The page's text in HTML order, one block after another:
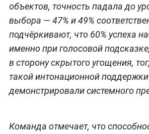
объектов, точность падала до
выбора — 47% и 49%
подчёркивают, что 60% успеха
именно при голосовой
в сторону скрытого угощения,
такой интонационной
демонстрировали системного
Команда отмечает, что